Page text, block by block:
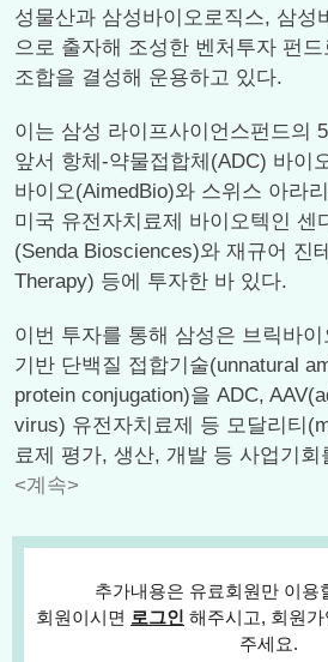
성물산과 삼성바이오로직스, 삼성
으로 출자해 조성한 벤처투자 펀
조합을 결성해 운용하고 있다.
이는 삼성 라이프사이언스펀드의
앞서 항체-약물접합체(ADC) 바이
바이오(AimedBio)와 스위스 아라
미국 유전자치료제 바이오텍인 센
(Senda Biosciences)와 재규어 진
Therapy) 등에 투자한 바 있다.
이번 투자를 통해 삼성은 브릭바
기반 단백질 접합기술(unnatural
protein conjugation)을 ADC,
virus) 유전자치료제 등 모달리티
료제 평가, 생산, 개발 등 사업기
<계속>
추가내용은 유료회원만 이용
회원이시면 로그인 해주시고, 회원
주세요.